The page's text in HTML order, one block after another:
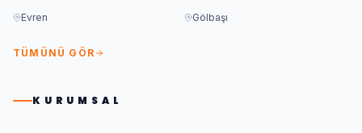
Evren Gölbaşı
TÜMÜNÜ GÖR
KURUMSAL